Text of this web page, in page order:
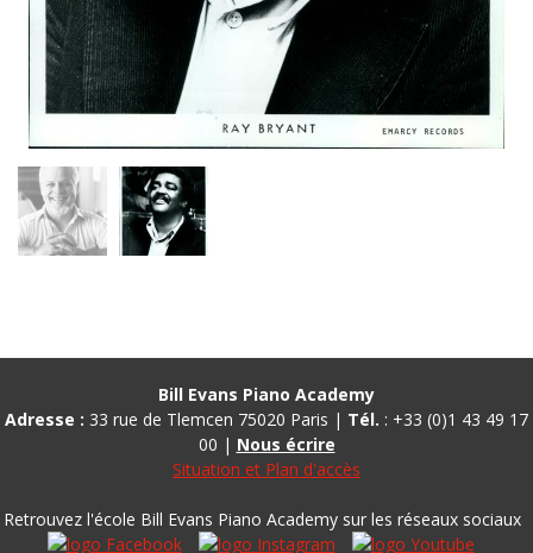
Bill Evans Piano Academy
Adresse : 33 rue de Tlemcen 75020 Paris | Tél. : +33 (0)1 43 49 17
00 | Nous écrire
Situation et Plan d'accès
Retrouvez l'école Bill Evans Piano Academy sur les réseaux sociaux